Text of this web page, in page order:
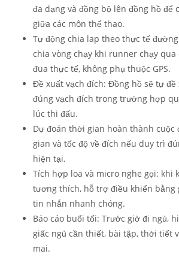
đa dạng và đồng bộ lên đồng hồ để
giữa các môn thể thao.
Tự động chia lap theo thực tế
chia vòng chạy khi runner chạy
đua thực tế, không phụ thuộc GPS.
Đề xuất vạch đích: Đồng hồ sẽ tự
đúng vạch đích trong trường hợp
lúc thi đấu.
Dự đoán thời gian hoàn thành cuộc
gian và tốc độ về đích nếu duy trì
hiện tại.
Tích hợp loa và micro nghe gọi: khi
tương thích, hỗ trợ điều khiển bằng
tin nhắn nhanh chóng.
Báo cáo buổi tối: Trước giờ đi ngủ,
giấc ngủ cần thiết, bài tập, thời tiết
mai.